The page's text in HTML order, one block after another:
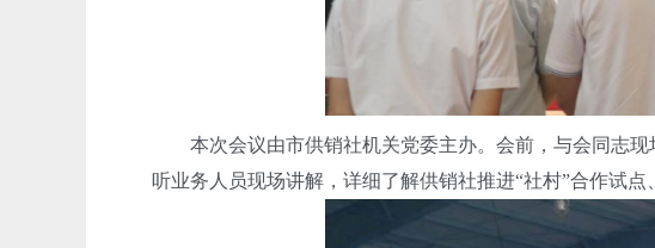
本次会议由市供销社机关党委主办。会前，与会同志现
听业务人员现场讲解，详细了解供销社推进“社村”合作试